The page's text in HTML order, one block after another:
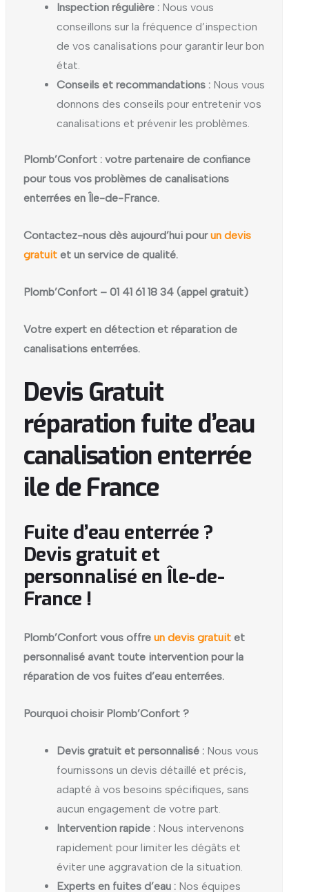
Inspection régulière : Nous vous
conseillons sur la fréquence d’inspection
de vos canalisations pour garantir leur bon
état.
Conseils et recommandations : Nous vous
donnons des conseils pour entretenir vos
canalisations et prévenir les problèmes.
Plomb’Confort : votre partenaire de confiance
pour tous vos problèmes de canalisations
enterrées en Île-de-France.
Contactez-nous dès aujourd’hui pourun devis
gratuit et un service de qualité.
Plomb’Confort – 01 41 61 18 34 (appel gratuit)
Votre expert en détection et réparation de
canalisations enterrées.
Devis Gratuit
réparation fuite d’eau
canalisation enterrée
ile de France
Fuite d’eau enterrée ?
Devis gratuit et
personnalisé en Île-de-
France !
Plomb’Confort vous offre un devis gratuit et
personnalisé avant toute intervention pour la
réparation de vos fuites d’eau enterrées.
Pourquoi choisir Plomb’Confort ?
Devis gratuit et personnalisé : Nous vous
fournissons un devis détaillé et précis,
adapté à vos besoins spécifiques, sans
aucun engagement de votre part.
Intervention rapide : Nous intervenons
rapidement pour limiter les dégâts et
éviter une aggravation de la situation.
Experts en fuites d’eau : Nos équipes